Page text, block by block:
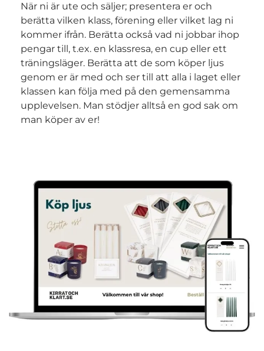
När ni är ute och säljer; presentera er och
berätta vilken klass, förening eller vilket lag ni
kommer ifrån. Berätta också vad ni jobbar ihop
pengar till, t.ex. en klassresa, en cup eller ett
träningsläger. Berätta att de som köper ljus
genom er är med och ser till att alla i laget eller
klassen kan följa med på den gemensamma
upplevelsen. Man stödjer alltså en god sak om
man köper av er!